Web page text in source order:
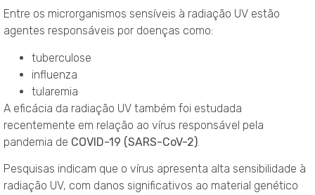
Entre os microrganismos sensíveis à radiação UV estão
agentes responsáveis por doenças como:
tuberculose
influenza
tularemia
A eficácia da radiação UV também foi estudada
recentemente em relação ao vírus responsável pela
pandemia de COVID-19 (SARS-CoV-2)
Pesquisas indicam que o vírus apresenta alta sensibilidade à
radiação UV, com danos significativos ao material genético